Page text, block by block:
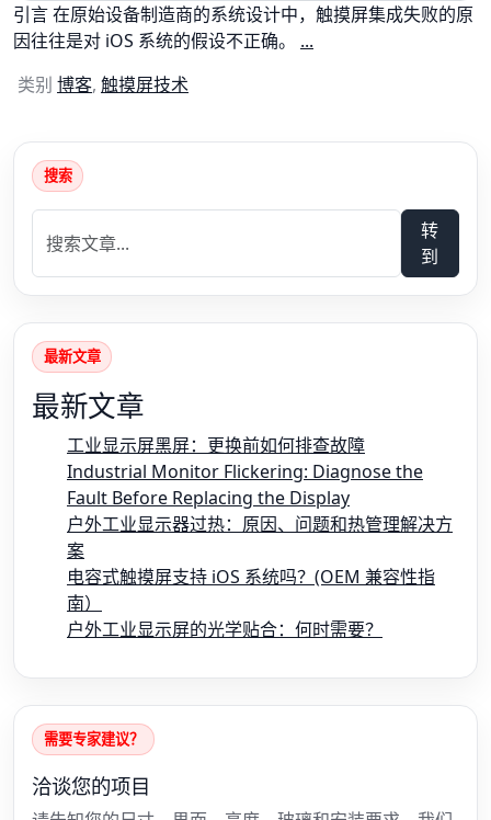
引言 在原始设备制造商的系统设计中，触摸屏集成失败的原
因往往是对 iOS 系统的假设不正确。 ...
类别 博客, 触摸屏技术
搜索
转
到
最新文章
最新文章
工业显示屏黑屏：更换前如何排查故障
Industrial Monitor Flickering: Diagnose the
Fault Before Replacing the Display
户外工业显示器过热：原因、问题和热管理解决方
案
电容式触摸屏支持 iOS 系统吗？(OEM 兼容性指
南）
户外工业显示屏的光学贴合：何时需要？
需要专家建议？
洽谈您的项目